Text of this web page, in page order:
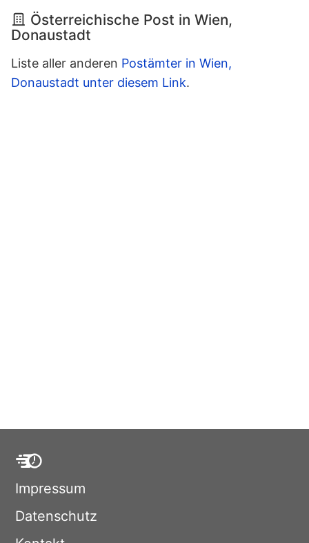
Österreichische Post in Wien,
Donaustadt
Liste aller anderen Postämter in Wien,
Donaustadt unter diesem Link.
Impressum
Datenschutz